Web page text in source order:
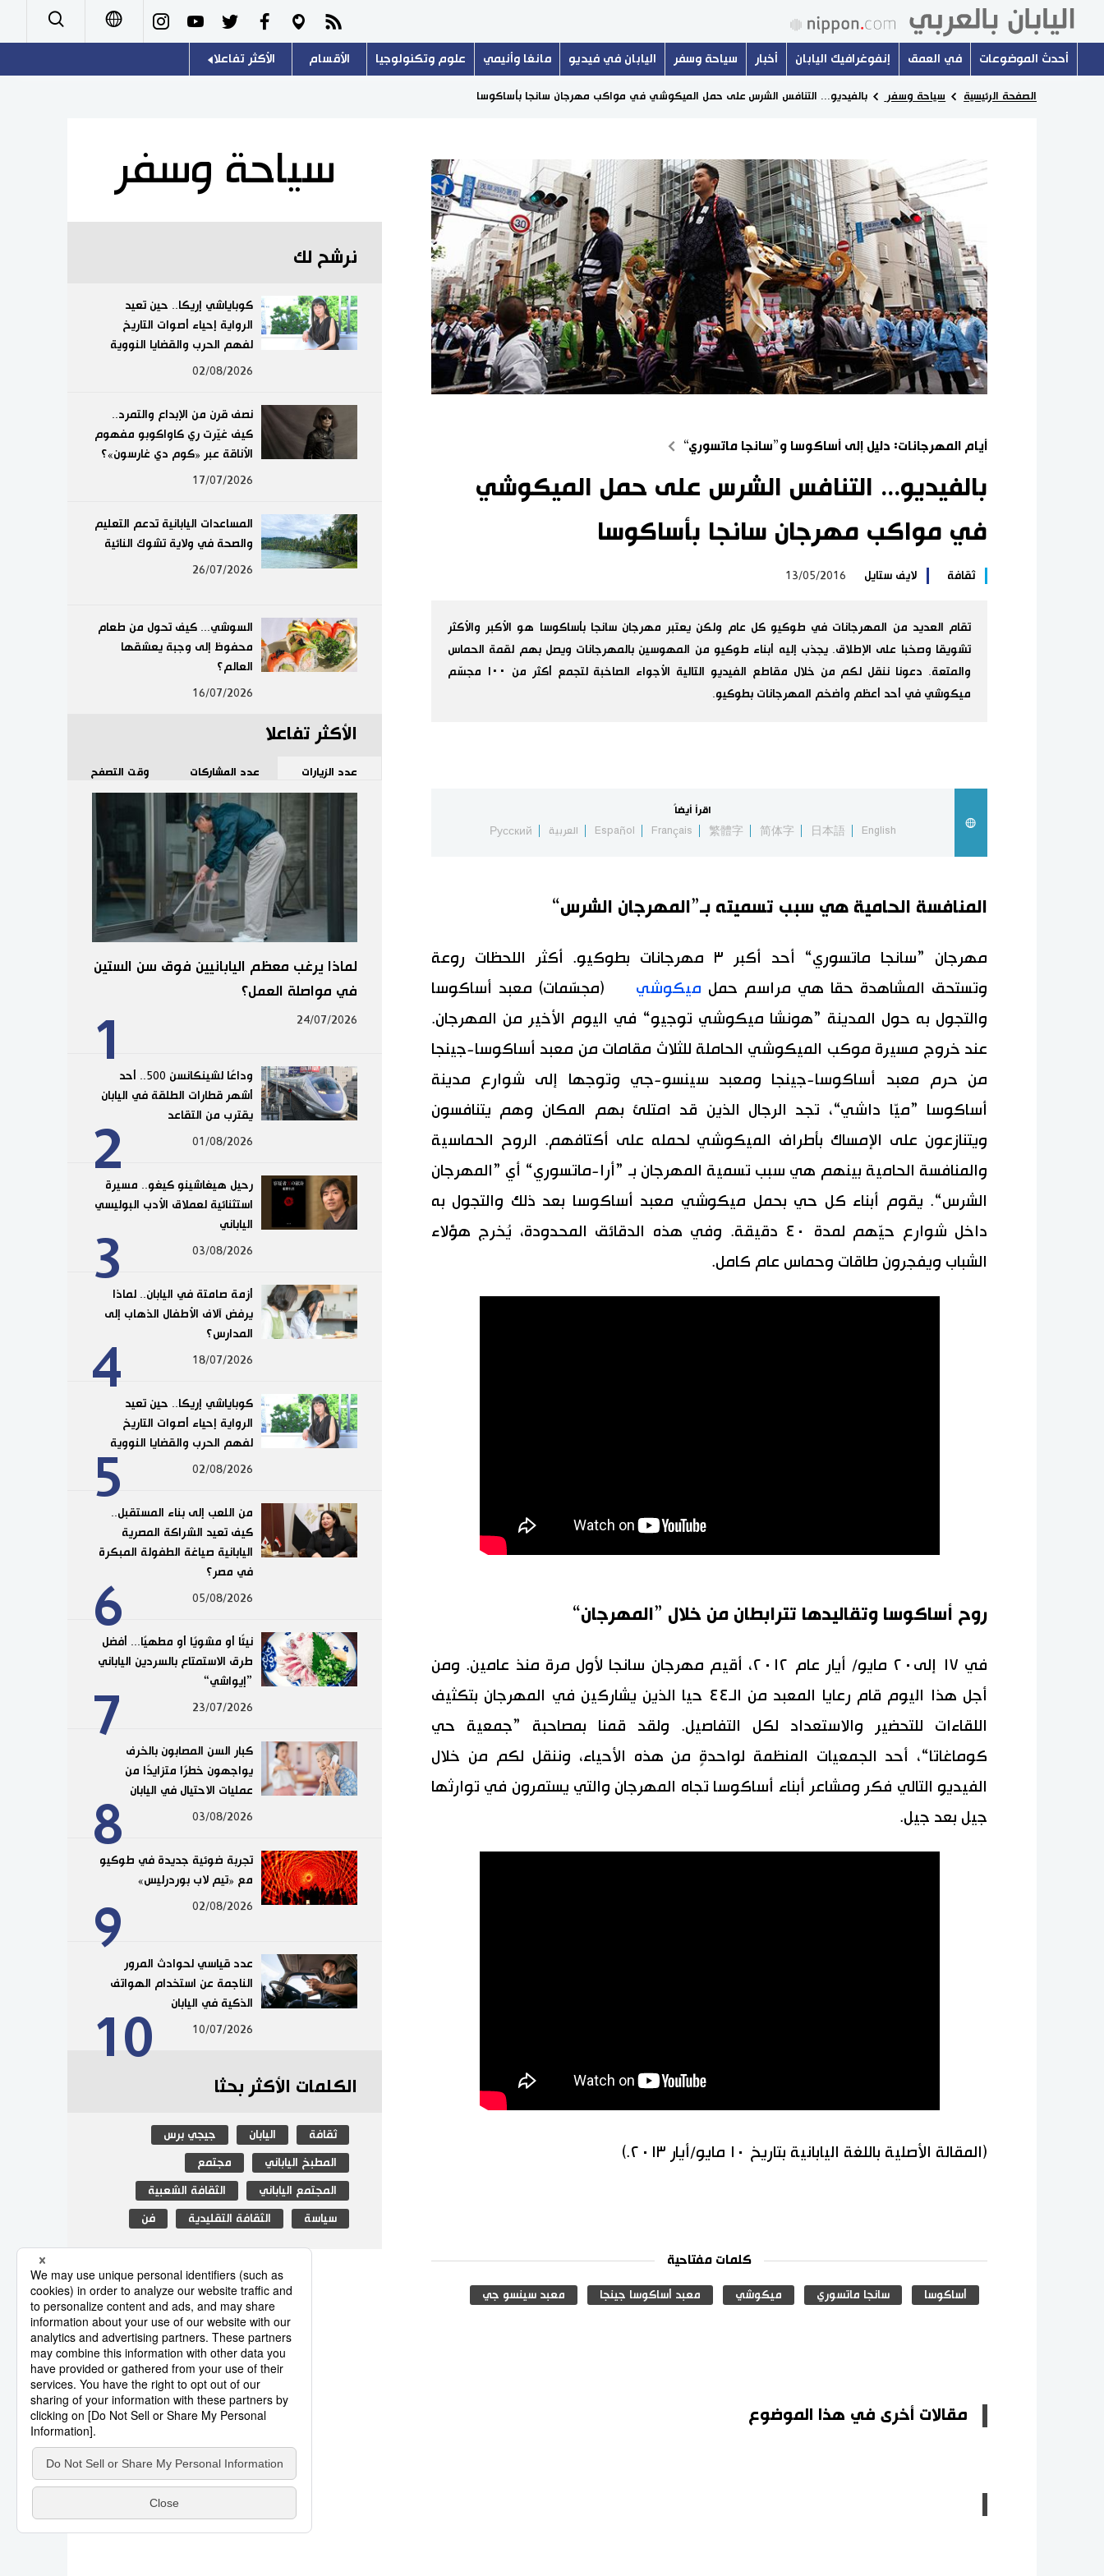
繁體字
أحدث الموضوعات في العمق إنفوغرافيك اليابان أخبار سياحة وسفر اليابان في فيديو مانغا وأنيمي علوم وتكنولوجيا الأقسام
تجارب وآراء
سياسة
اقتصاد
مجتمع
ثقافة
طوكيو
الأكثر تفاعلا
هو وهي
المطبخ الياباني
الصفحة الرئيسية سياحة وسفر بالفيديو... التنافس الشرس على حمل الميكوشي في مواكب مهرجان سانجا بأساكوسا
أيام المهرجانات: دليل إلى أساكوسا و”سانجا ماتسوري“
بالفيديو... التنافس الشرس على حمل الميكوشي
في مواكب مهرجان سانجا بأساكوسا
ثقافة لايف ستايل 13/05/2016
تقام العديد من المهرجانات في طوكيو كل عام ولكن يعتبر مهرجان سانجا بأساكوسا هو الأكبر والأكثر
تشويقا وصخبا على الإطلاق. يجذب إليه أبناء طوكيو من المهوسين بالمهرجانات ويصل بهم لقمة الحماس
والمتعة. دعونا ننقل لكم من خلال مقاطع الفيديو التالية الأجواء الصاخبة لتجمع أكثر من ١٠٠ مجسّم
ميكوشي في أحد أعظم وأضخم المهرجانات بطوكيو.
اقرأ أيضاً
English
日本語
简体字
繁體字
Français
Español العربية Русский
المنافسة الحامية هي سبب تسميته بـ”المهرجان الشرس“
مهرجان ”سانجا ماتسوري“ أحد أكبر ٣ مهرجانات بطوكيو. أكثر اللحظات روعة
وتستحق المشاهدة حقا هي مراسم حمل ميكوشي
(مجسّمات) معبد أساكوسا
والتجول به حول المدينة ”هونشا ميكوشي توجيو“ في اليوم الأخير من المهرجان.
عند خروج مسيرة موكب الميكوشي الحاملة للثلاث مقامات من معبد أساكوسا-جينجا
من حرم معبد أساكوسا-جينجا ومعبد سينسو-جي وتوجها إلى شوارع مدينة
أساكوسا ”ميّا داشي“، تجد الرجال الذين قد امتلئ بهم المكان وهم يتنافسون
ويتنازعون على الإمساك بأطراف الميكوشي لحمله على أكتافهم. الروح الحماسية
والمنافسة الحامية بينهم هي سبب تسمية المهرجان بـ ”أرا-ماتسوري“ أي ”المهرجان
الشرس“. يقوم أبناء كل حي بحمل ميكوشي معبد أساكوسا بعد ذلك والتجول به
داخل شوارع حيّهم لمدة ٤٠ دقيقة. وفي هذه الدقائق المحدودة، يُخرج هؤلاء
الشباب ويفجرون طاقات وحماس عام كامل.
روح أساكوسا وتقاليدها تترابطان من خلال ”المهرجان“
في ١٧ إلى٢٠ مايو/ أيار عام ٢٠١٢، أقيم مهرجان سانجا لأول مرة منذ عامين. ومن
أجل هذا اليوم قام رعايا المعبد من الـ٤٤ حيا الذين يشاركين في المهرجان بتكثيف
اللقاءات للتحضير والاستعداد لكل التفاصيل. ولقد قمنا بمصاحبة ”جمعية حي
كوماغاتا“، أحد الجمعيات المنظمة لواحدةٍ من هذه الأحياء، وننقل لكم من خلال
الفيديو التالي فكر ومشاعر أبناء أساكوسا تجاه المهرجان والتي يستمرون في توارثها
جيل بعد جيل.
(المقالة الأصلية باللغة اليابانية بتاريخ ١٠ مايو/أيار ٢٠١٣.)
كلمات مفتاحية
أساكوسا سانجا ماتسوري ميكوشي معبد أساكوسا جينجا معبد سينسو جي
مقالات أخرى في هذا الموضوع
سياحة وسفر
نرشح لك
كوباياشي إريكا.. حين تعيد
الرواية إحياء أصوات التاريخ
لفهم الحرب والقضايا النووية
02/08/2026
نصف قرن من الإبداع والتمرد..
كيف غيّرت ري كاواكوبو مفهوم
الأناقة عبر «كوم دي غارسون»؟
17/07/2026
المساعدات اليابانية تدعم التعليم
والصحة في ولاية تشوك النائية
26/07/2026
السوشي... كيف تحول من طعام
محفوظ إلى وجبة يعشقها
العالم؟
16/07/2026
الأكثر تفاعلا
عدد الزيارات عدد المشاركات وقت التصفح
1
لماذا يرغب معظم اليابانيين فوق سن الستين
في مواصلة العمل؟
24/07/2026
2
وداعًا لشينكانسن 500.. أحد
أشهر قطارات الطلقة في اليابان
يقترب من التقاعد
01/08/2026
3
رحيل هيغاشينو كيغو.. مسيرة
استثنائية لعملاق الأدب البوليسي
الياباني
03/08/2026
4
أزمة صامتة في اليابان.. لماذا
يرفض آلاف الأطفال الذهاب إلى
المدارس؟
18/07/2026
5
كوباياشي إريكا.. حين تعيد
الرواية إحياء أصوات التاريخ
لفهم الحرب والقضايا النووية
02/08/2026
6
من اللعب إلى بناء المستقبل..
كيف تعيد الشراكة المصرية
اليابانية صياغة الطفولة المبكرة
في مصر؟
05/08/2026
7
نيئًا أو مشويًا أو مطهيًا... أفضل
طرق الاستمتاع بالسردين الياباني
”إيواشي“
23/07/2026
8
كبار السن المصابون بالخرف
يواجهون خطرًا متزايدًا من
عمليات الاحتيال في اليابان
03/08/2026
9
تجربة ضوئية جديدة في طوكيو
مع «تيم لاب بوردرليس»
02/08/2026
10
عدد قياسي لحوادث المرور
الناجمة عن استخدام الهواتف
الذكية في اليابان
10/07/2026
الكلمات الأكثر بحثا
ثقافة اليابان جيجي برس
المطبخ الياباني مجتمع
المجتمع الياباني الثقافة الشعبية
سياسة الثقافة التقليدية فن